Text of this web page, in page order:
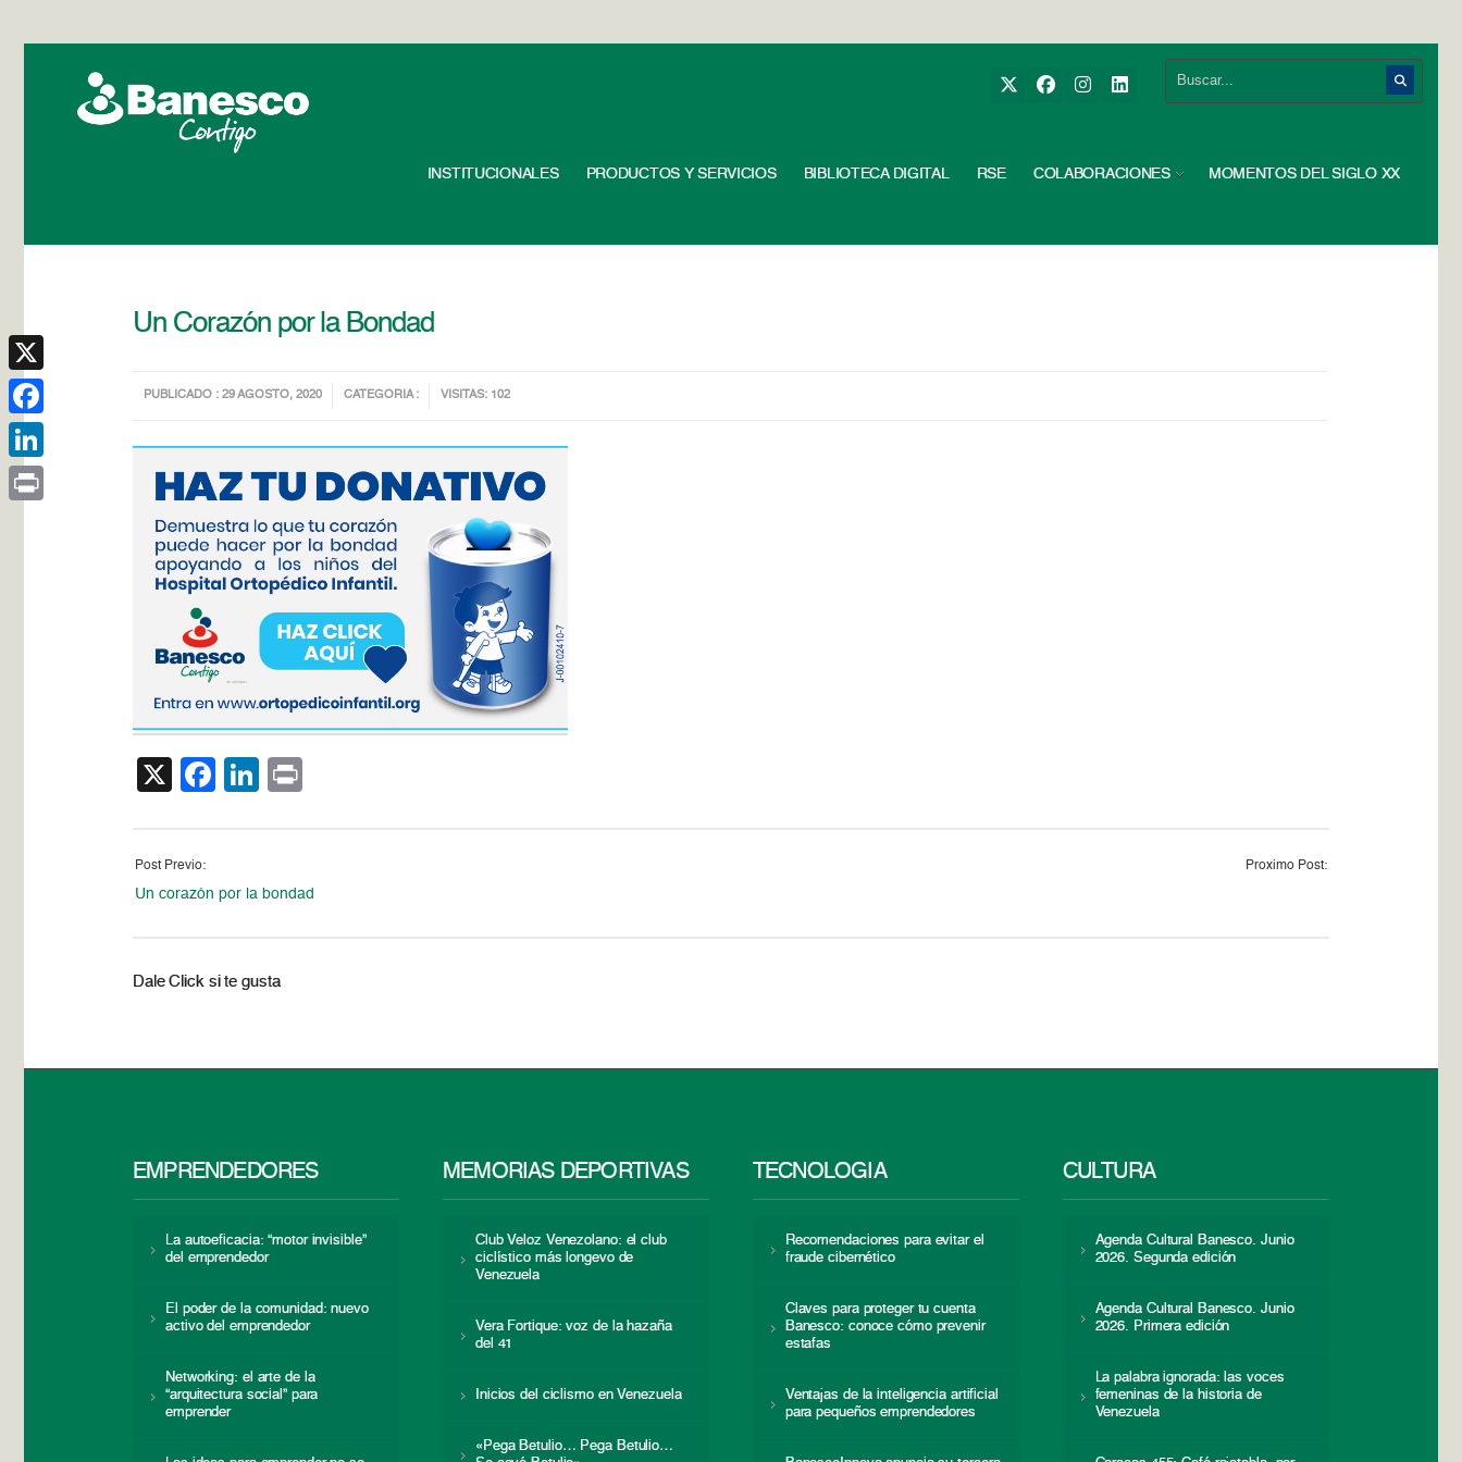
INSTITUCIONALES PRODUCTOS Y SERVICIOS BIBLIOTECA DIGITAL RSE COLABORACIONES MOMENTOS DEL SIGLO XX
Un Corazón por la Bondad
PUBLICADO : 29 AGOSTO, 2020 CATEGORIA : VISITAS: 102
X Facebook
LinkedIn
Post Previo:
Un corazón por la bondad
Proximo Post:
Dale Click si te gusta
EMPRENDEDORES
La autoeficacia: “motor invisible”
del emprendedor
El poder de la comunidad: nuevo
activo del emprendedor
Networking: el arte de la
“arquitectura social” para
emprender
MEMORIAS DEPORTIVAS
Club Veloz Venezolano: el club
ciclístico más longevo de
Venezuela
Vera Fortique: voz de la hazaña
del 41
Inicios del ciclismo en Venezuela
«Pega Betulio… Pega Betulio…
TECNOLOGÍA
Recomendaciones para evitar el
fraude cibernético
Claves para proteger tu cuenta
Banesco: conoce cómo prevenir
estafas
Ventajas de la inteligencia artificial
para pequeños emprendedores
CULTURA
Agenda Cultural Banesco. Junio
2026. Segunda edición
Agenda Cultural Banesco. Junio
2026. Primera edición
La palabra ignorada: las voces
femeninas de la historia de
Venezuela
X
Facebook
LinkedIn